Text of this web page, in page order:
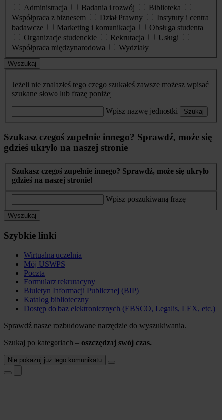
Administracja
Badania i rozwój
Biblioteka
Współpraca z biznesem
Dział Prawny
Instytuty i centra
badawcze
Marketing i komunikacja
Obsługa studenta
Organizacje studenckie
Rekrutacja
Usługi
Współpraca międzynarodowa
Wydziały
Wyszukaj
Jeżeli nie znalazłeś tego czego szukałeś zawsze możesz wpisać
szukane słowo lub frazę poniżej
Wpisz nazwę jednostki Szukaj
Szukasz czegoś zupełnie innego? Sprawdź, może się
gdzieś ukryło na naszej stronie
Szukasz czegoś zupełnie innego? Sprawdź, może się ukryło
gdzieś na naszej stronie!
Wpisz poszukiwaną frazę
Wyszukaj
Szybkie linki
Wirtualna uczelnia
Mój USWPS
Poczta
Formularz rekrutacyny
Biuletyn Informacji Publicznej (BIP)
Katalog biblioteczny
Dostęp do baz elektronicznych (EBSCO, Legalis, LEX, etc.)
Sprawdź nasze rozbudowane narzędzie do wyszukiwania.
Szukaj po kategoriach – oszczędzaj swój czas.
Nie pokazuj już tego komunikatu